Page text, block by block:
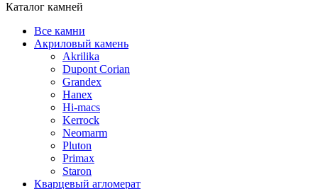
Каталог камней
Все камни
Акриловый камень
Akrilika
Dupont Corian
Grandex
Hanex
Hi-macs
Kerrock
Neomarm
Pluton
Primax
Staron
Кварцевый агломерат